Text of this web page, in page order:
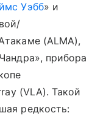
Уэбб» и
(ALMA),
прибора
(VLA). Такой
редкость: